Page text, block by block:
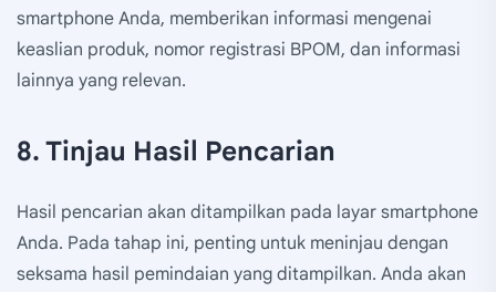
smartphone Anda, memberikan informasi mengenai
keaslian produk, nomor registrasi BPOM, dan informasi
lainnya yang relevan.
8. Tinjau Hasil Pencarian
Hasil pencarian akan ditampilkan pada layar smartphone
Anda. Pada tahap ini, penting untuk meninjau dengan
seksama hasil pemindaian yang ditampilkan. Anda akan